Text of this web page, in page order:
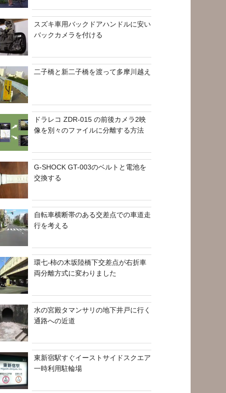
スズキ車用バックドアハンドルに安い
バックカメラを付ける
二子橋と新二子橋を渡って多摩川越え
ドラレコ ZDR-015 の前後カメラ2映
像を別々のファイルに分離する方法
G-SHOCK GT-003のベルトと電池を
交換する
自転車横断帯のある交差点での車道走
行を考える
環七-柿の木坂陸橋下交差点が右折車
両分離方式に変わりました
水の宮殿タマンサリの地下井戸に行く
通路への近道
東新宿駅すぐイーストサイドスクエア
一時利用駐輪場